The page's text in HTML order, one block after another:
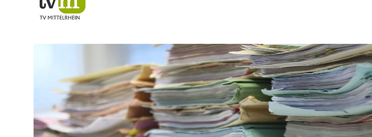
Landtagswahlen 2026
Lokales
Partner Content
Sport